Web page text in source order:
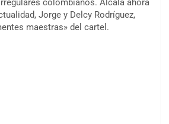
colombianos. Alcalá ahora
Jorge y Delcy Rodríguez,
maestras» del cartel.